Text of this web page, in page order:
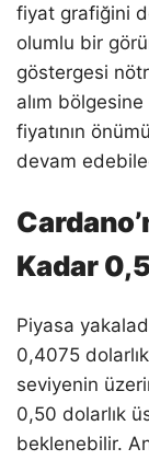
fiyat grafiğini
olumlu bir
göstergesi
alım
fiyatının
devam
Kadar
Piyasa
0,4075
seviyenin
0,50 dolarlık
beklenebilir.